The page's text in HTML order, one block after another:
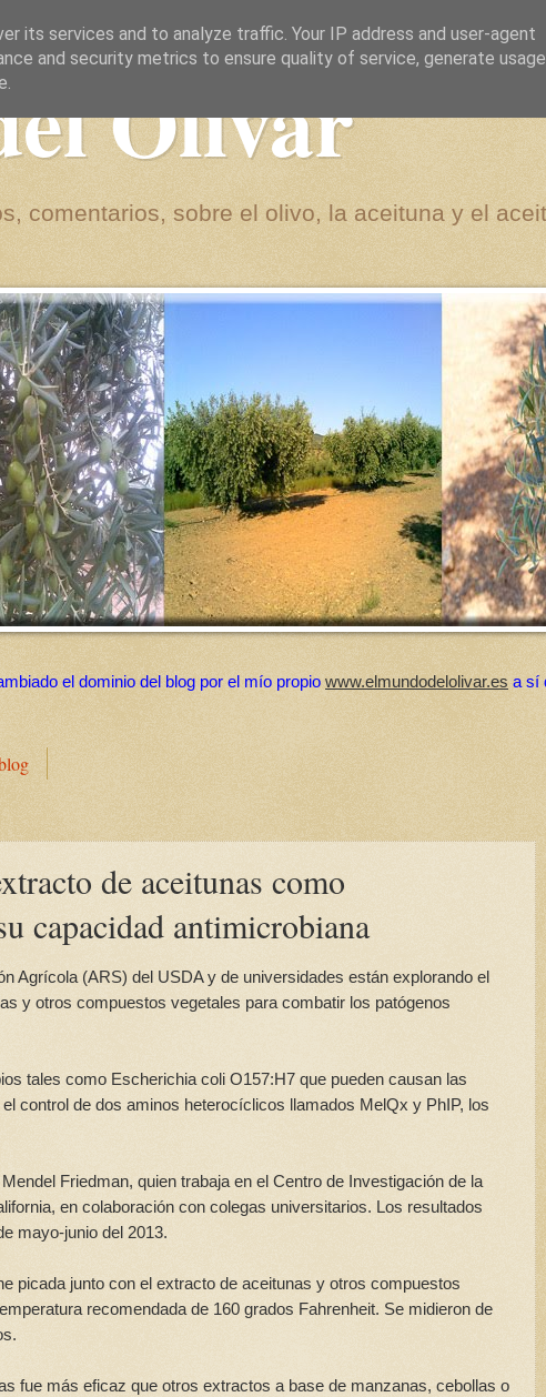
Olivar
comentarios, sobre el olivo, la aceituna y el
el dominio del blog por el mío propio www.elmundodelolivar.es a sí
de aceitunas como
capacidad antimicrobiana
Agrícola (ARS) del USDA y de universidades están explorando el
y otros compuestos vegetales para combatir los patógenos
tales como Escherichia coli O157:H7 que pueden causan las
control de dos aminos heterocíclicos llamados MelQx y PhIP, los
Friedman, quien trabaja en el Centro de Investigación de la
en colaboración con colegas universitarios. Los resultados
mayo-junio del 2013.
picada junto con el extracto de aceitunas y otros compuestos
recomendada de 160 grados Fahrenheit. Se midieron de
fue más eficaz que otros extractos a base de manzanas, cebollas o
its services and to analyze traffic. Your IP address and user-agent
and security metrics to ensure quality of service, generate usage